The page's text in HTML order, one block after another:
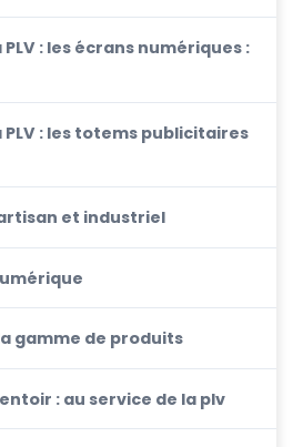
: les écrans numériques :
: les totems publicitaires
et industriel
gamme de produits
: au service de la plv